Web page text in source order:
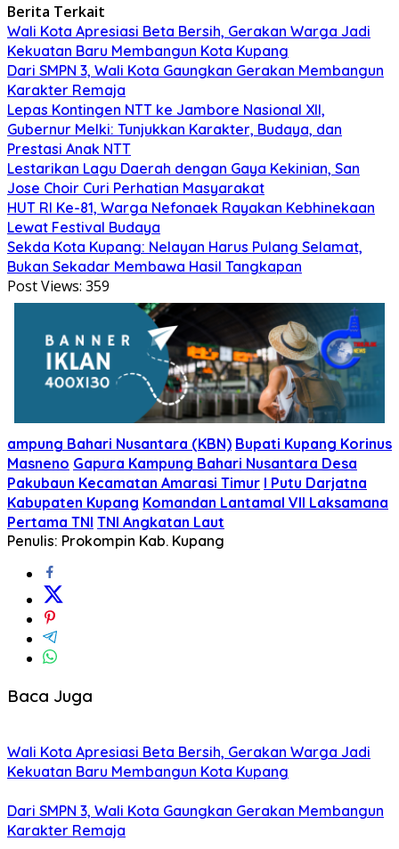
Berita Terkait
Wali Kota Apresiasi Beta Bersih, Gerakan Warga Jadi
Kekuatan Baru Membangun Kota Kupang
Dari SMPN 3, Wali Kota Gaungkan Gerakan Membangun
Karakter Remaja
Lepas Kontingen NTT ke Jambore Nasional XII,
Gubernur Melki: Tunjukkan Karakter, Budaya, dan
Prestasi Anak NTT
Lestarikan Lagu Daerah dengan Gaya Kekinian, San
Jose Choir Curi Perhatian Masyarakat
HUT RI Ke-81, Warga Nefonaek Rayakan Kebhinekaan
Lewat Festival Budaya
Sekda Kota Kupang: Nelayan Harus Pulang Selamat,
Bukan Sekadar Membawa Hasil Tangkapan
Post Views: 359
ampung Bahari Nusantara (KBN) Bupati Kupang Korinus
Masneno Gapura Kampung Bahari Nusantara Desa
Pakubaun Kecamatan Amarasi Timur I Putu Darjatna
Kabupaten Kupang Komandan Lantamal VII Laksamana
Pertama TNI TNI Angkatan Laut
Penulis: Prokompin Kab. Kupang
Baca Juga
Wali Kota Apresiasi Beta Bersih, Gerakan Warga Jadi
Kekuatan Baru Membangun Kota Kupang
Dari SMPN 3, Wali Kota Gaungkan Gerakan Membangun
Karakter Remaja